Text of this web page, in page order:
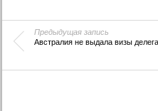
Предыдущая запись
Австралия не выдала визы